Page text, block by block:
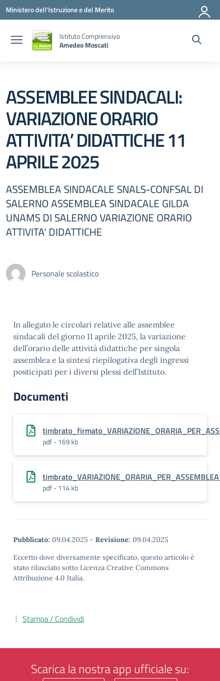
Vai ai contenuti
Vai al menu di navigazione
Vai al footer
Ministero dell'Istruzione e del Merito
Istituto Comprensivo
Amedeo Moscati
ASSEMBLEE SINDACALI:
VARIAZIONE ORARIO
ATTIVITA’ DIDATTICHE 11
APRILE 2025
ASSEMBLEA SINDACALE SNALS-CONFSAL DI
SALERNO ASSEMBLEA SINDACALE GILDA
UNAMS DI SALERNO VARIAZIONE ORARIO
ATTIVITA' DIDATTICHE
Personale scolastico
In allegato le circolari relative alle assemblee
sindacali del giorno 11 aprile 2025, la variazione
dell’orario delle attività didattiche per singola
assemblea e la sintesi riepilogativa degli ingressi
posticipati per i diversi plessi dell’Istituto.
Documenti
pdf - 169 kb
pdf - 114 kb
Pubblicato: 09.04.2025 - Revisione: 09.04.2025
Eccetto dove diversamente specificato, questo articolo è
stato rilasciato sotto Licenza Creative Commons
Attribuzione 4.0 Italia.
Stampa / Condividi
Scarica la nostra app ufficiale su: